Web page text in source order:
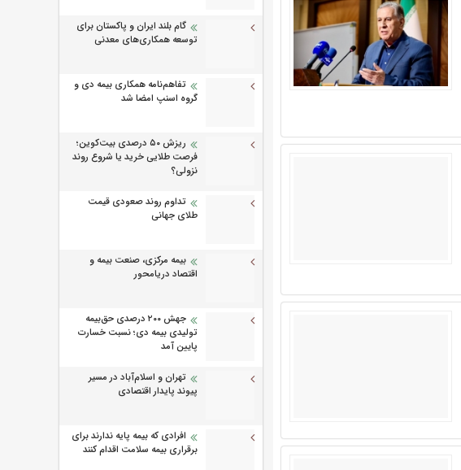
گام بلند ایران و پاکستان برای
توسعه همکاری‌های معدنی
تفاهم‌نامه همکاری بیمه دی و
گروه اسنپ امضا شد
ریزش ۵۰ درصدی بیت‌کوین؛
فرصت طلایی خرید یا شروع روند
نزولی؟
تداوم روند صعودی قیمت
طلای جهانی
بیمه مرکزی، صنعت بیمه و
اقتصاد دریامحور
جهش ۲۰۰ درصدی حق‌بیمه
تولیدی بیمه دی؛ نسبت خسارت
پایین آمد
تهران و اسلام‌آباد در مسیر
پیوند پایدار اقتصادی
افرادی که بیمه پایه ندارند برای
برقراری بیمه سلامت اقدام کنند